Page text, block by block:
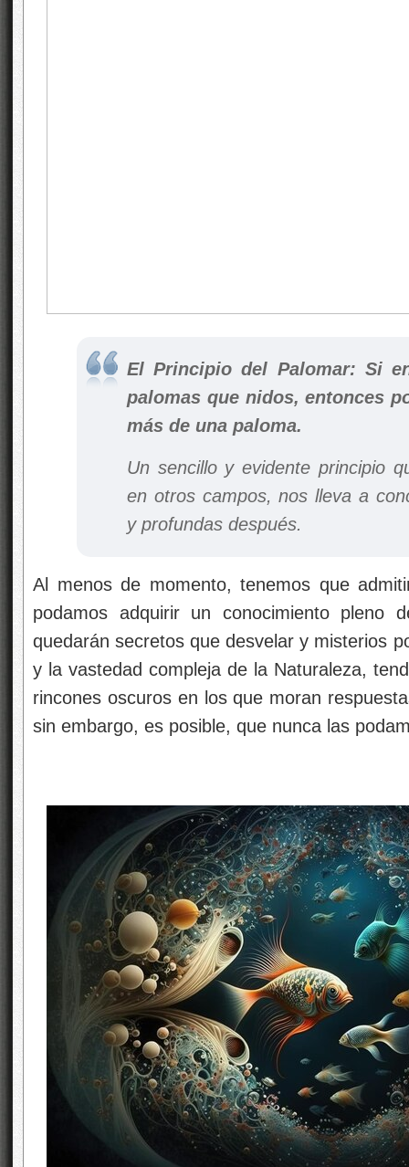
El Principio del Palomar: Si
palomas que nidos, entonces
más de una paloma.
Un sencillo y evidente principio
en otros campos, nos lleva a
y profundas después.
Al menos de momento, tenemos que
podamos adquirir un conocimiento pleno
quedarán secretos que desvelar y misterios
y la vastedad compleja de la Naturaleza,
rincones oscuros en los que moran
sin embargo, es posible, que nunca las